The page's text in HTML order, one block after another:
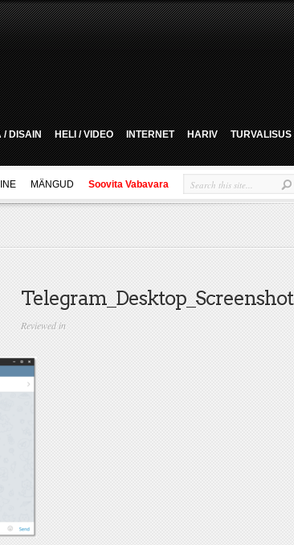
DISAIN HELI / VIDEO INTERNET HARIV TURVALISUS
MÄNGUD Soovita Vabavara
Telegram_Desktop_Screenshot
Reviewed in